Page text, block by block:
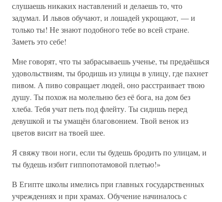
слушаешь никаких наставлений и делаешь то, что
задумал. И львов обучают, и лошадей укрощают, — и
только ты! Не знают подобного тебе во всей стране.
Заметь это себе!
Мне говорят, что ты забрасываешь ученье, ты предаёшься
удовольствиям, ты бродишь из улицы в улицу, где пахнет
пивом. А пиво совращает людей, оно расстраивает твою
душу. Ты похож на молельню без её бога, на дом без
хлеба. Тебя учат петь под флейту. Ты сидишь перед
девушкой и ты умащён благовонием. Твой венок из
цветов висит на твоей шее.
Я свяжу твои ноги, если ты будешь бродить по улицам, и
ты будешь избит гиппопотамовой плетью!»
В Египте школы имелись при главных государственных
учреждениях и при храмах. Обучение начиналось с